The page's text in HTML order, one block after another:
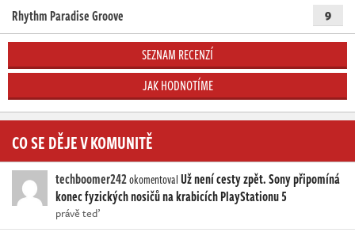
Rhythm Paradise Groove 9
SEZNAM RECENZÍ
JAK HODNOTÍME
CO SE DĚJE V KOMUNITĚ
techboomer242okomentovalUž není cesty zpět. Sony připomíná
konec fyzických nosičů na krabicích PlayStationu 5
právě teď